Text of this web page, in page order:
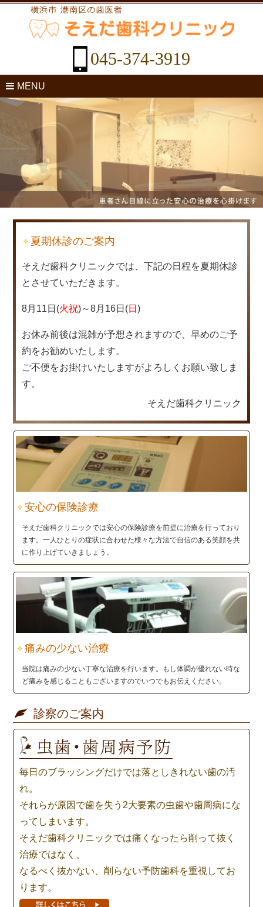
045-374-3919
MENU
夏期休診のご案内
そえだ歯科クリニックでは、下記の日程を夏期休診
とさせていただきます。
8月11日(火祝)～8月16日(日)
お休み前後は混雑が予想されますので、早めのご予
約をお勧めいたします。
ご不便をお掛けいたしますがよろしくお願い致しま
す。
そえだ歯科クリニック
安心の保険診療
そえだ歯科クリニックでは安心の保険診療を前提に治療を行っており
ます。一人ひとりの症状に合わせた様々な方法で自信のある笑顔を共
に作り上げていきましょう。
痛みの少ない治療
当院は痛みの少ない丁寧な治療を行います。もし体調が優れない時な
ど痛みを感じることもございますのでいつでもお伝えください。
診察のご案内
毎日のブラッシングだけでは落としきれない歯の汚
れ。
それらが原因で歯を失う2大要素の虫歯や歯周病にな
ってしまいます。
そえだ歯科クリニックでは痛くなったら削って抜く
治療ではなく、
なるべく抜かない、削らない予防歯科を重視してお
ります。